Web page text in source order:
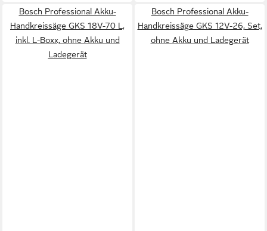
Bosch Professional Akku-
Handkreissäge GKS 18V-70 L,
inkl. L-Boxx, ohne Akku und
Ladegerät
Bosch Professional Akku-
Handkreissäge GKS 12V-26, Set,
ohne Akku und Ladegerät